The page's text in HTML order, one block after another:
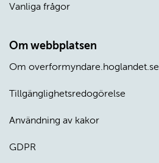
Vanliga frågor
Om webbplatsen
Om overformyndare.hoglandet.se
Tillgänglighetsredogörelse
Användning av kakor
GDPR